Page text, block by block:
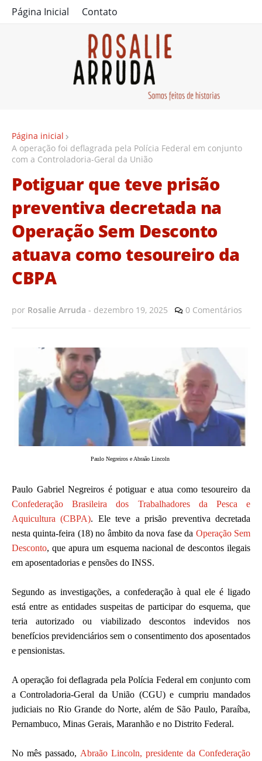
Página Inicial Contato
Página inicial
A operação foi deflagrada pela Polícia Federal em conjunto
com a Controladoria-Geral da União
Potiguar que teve prisão
preventiva decretada na
Operação Sem Desconto
atuava como tesoureiro da
CBPA
por Rosalie Arruda - dezembro 19, 2025 0 Comentários
Paulo Negreiros e Abraão Lincoln
Paulo Gabriel Negreiros é potiguar e atua como tesoureiro da
Confederação Brasileira dos Trabalhadores da Pesca e
Aquicultura (CBPA). Ele teve a prisão preventiva decretada
nesta quinta-feira (18) no âmbito da nova fase da Operação Sem
Desconto, que apura um esquema nacional de descontos ilegais
em aposentadorias e pensões do INSS.
Segundo as investigações, a confederação à qual ele é ligado
está entre as entidades suspeitas de participar do esquema, que
teria autorizado ou viabilizado descontos indevidos nos
benefícios previdenciários sem o consentimento dos aposentados
e pensionistas.
A operação foi deflagrada pela Polícia Federal em conjunto com
a Controladoria-Geral da União (CGU) e cumpriu mandados
judiciais no Rio Grande do Norte, além de São Paulo, Paraíba,
Pernambuco, Minas Gerais, Maranhão e no Distrito Federal.
No mês passado, Abraão Lincoln, presidente da Confederação